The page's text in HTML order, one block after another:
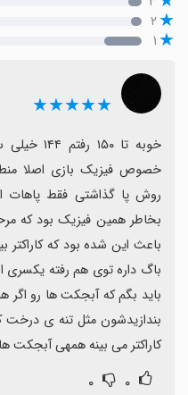
۲
۱
★★★★★
کاراکتر می بینه همهی آبجکت
۰ ۰